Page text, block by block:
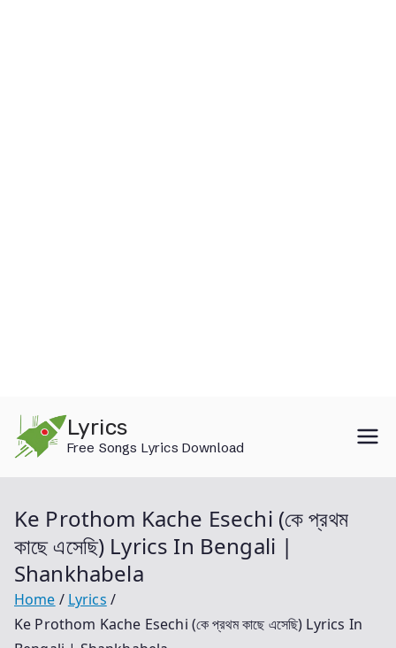
content
Lyrics
Free Songs Lyrics Download
Ke Prothom Kache Esechi (কে প্রথম
কাছে এসেছি) Lyrics In Bengali |
Shankhabela
Home
Lyrics
Ke Prothom Kache Esechi (কে প্রথম কাছে এসেছি) Lyrics In